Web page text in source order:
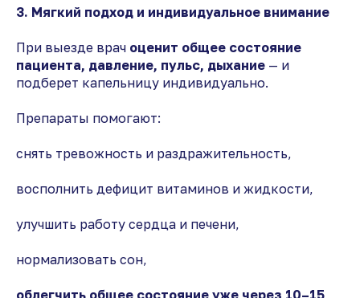
3. Мягкий подход и индивидуальное внимание
При выезде врач оценит общее состояние
пациента, давление, пульс, дыхание — и
подберет капельницу индивидуально.
Препараты помогают:
снять тревожность и раздражительность,
восполнить дефицит витаминов и жидкости,
улучшить работу сердца и печени,
нормализовать сон,
облегчить общее состояние уже через 10–15